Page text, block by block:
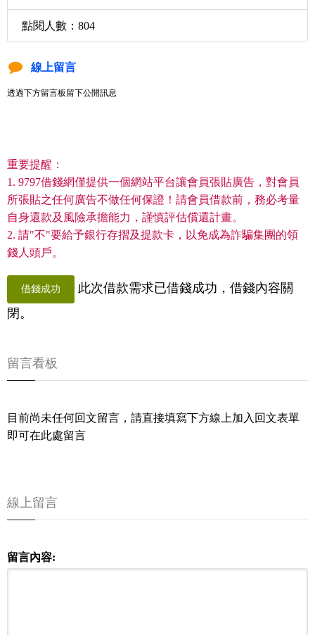
點閱人數：804
線上留言
透過下方留言板留下公開訊息
重要提醒：
1. 9797借錢網僅提供一個網站平台讓會員張貼廣告，對會員
所張貼之任何廣告不做任何保證！請會員借款前，務必考量
自身還款及風險承擔能力，謹慎評估償還計畫。
2. 請"不"要給予銀行存摺及提款卡，以免成為詐騙集團的領
錢人頭戶。
借錢成功
此次借款需求已借錢成功，借錢內容關
閉。
留言看板
目前尚未任何回文留言，請直接填寫下方線上加入回文表單
即可在此處留言
線上留言
留言內容: